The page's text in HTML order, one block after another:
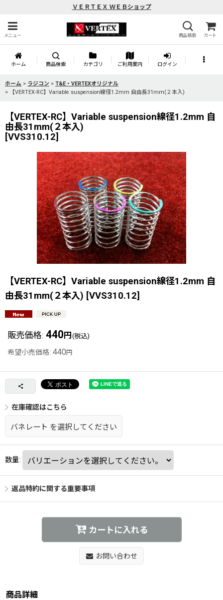
ＶＥＲＴＥＸ ＷＥＢショップ
メニュー 商品検索 カート
ホーム 商品検索 カテゴリ ご利用案内 ログイン
ホーム > ラジコン > T&E・VERTEXオリジナル
>
【VERTEX-RC】Variable suspension線径1.2mm 自由長31mm(２本入)
【VERTEX-RC】Variable suspension線径1.2mm 自
由長31mm(２本入)
[VVS310.12]
【VERTEX-RC】Variable suspension線径1.2mm 自
由長31mm(２本入) [VVS310.12]
販売価格: 440 円 (税込)
希望小売価格: 440 円
在庫確認はこちら
バネレート を選択してください
数量:
返品特約に関する重要事項
カートに入れる
お問い合わせ
商品詳細